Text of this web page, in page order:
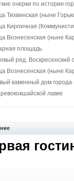
очерки по истории
Тихвинская (ныне
Кирпичная
Вознесенская (ныне
площадь
ряд. Воскресенский
Вознесенская (ныне
каменный дом
лавке